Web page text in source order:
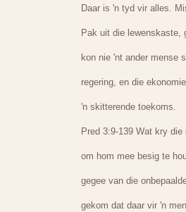
Daar is 'n tyd vir alles.
Pak uit die lewenskaste,
kon nie 'nt ander mense
regering, en die
'n skitterende toekoms.
Pred 3:9-139 Wat kry
om hom mee besig te
gegee van die
gekom dat daar vir 'n